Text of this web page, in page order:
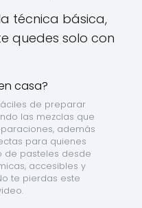
técnica básica,
quedes solo con
de preparar
las mezclas que
además
para quienes
de pasteles desde
accesibles y
te pierdas este